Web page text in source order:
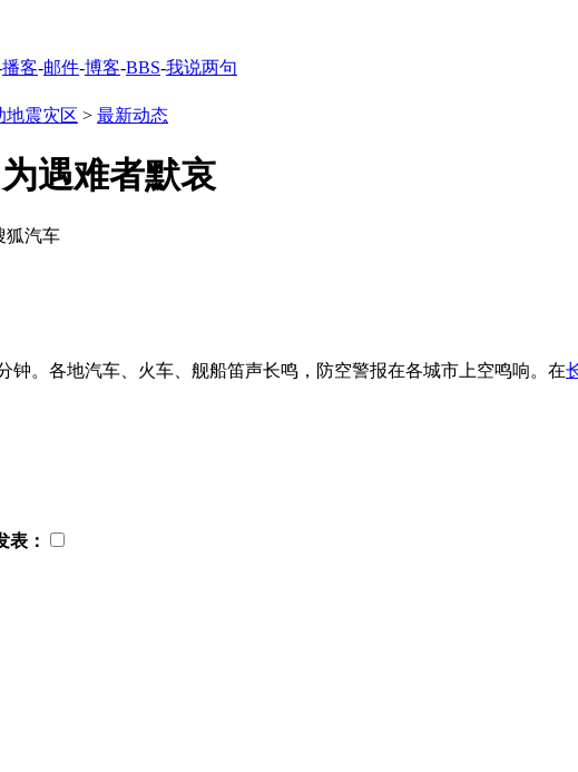
播客-邮件-博客-BBS-我说两句
地震灾区 > 最新动态
遇难者默哀
狐汽车
钟。各地汽车、火车、舰船笛声长鸣，防空警报在各城市上空鸣响。在
表：